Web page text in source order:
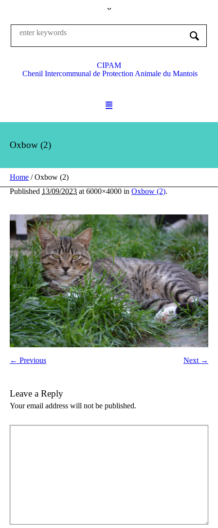
CIPAM
Chenil Intercommunal de Protection Animale du Mantois
Oxbow (2)
Home /Oxbow (2)
Published 13/09/2023 at 6000×4000 in Oxbow (2).
← Previous Next →
Leave a Reply
Your email address will not be published.